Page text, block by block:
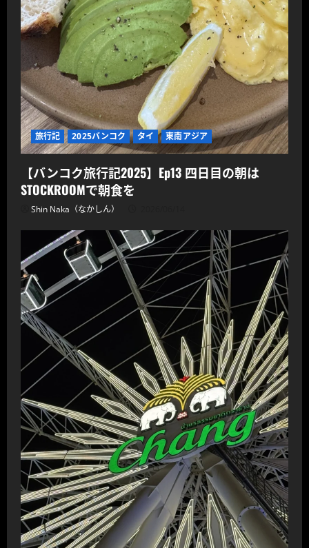
旅行記 2025バンコク タイ 東南アジア
【バンコク旅行記2025】Ep13 四日目の朝は
STOCKROOMで朝食を
Shin Naka（なかしん）